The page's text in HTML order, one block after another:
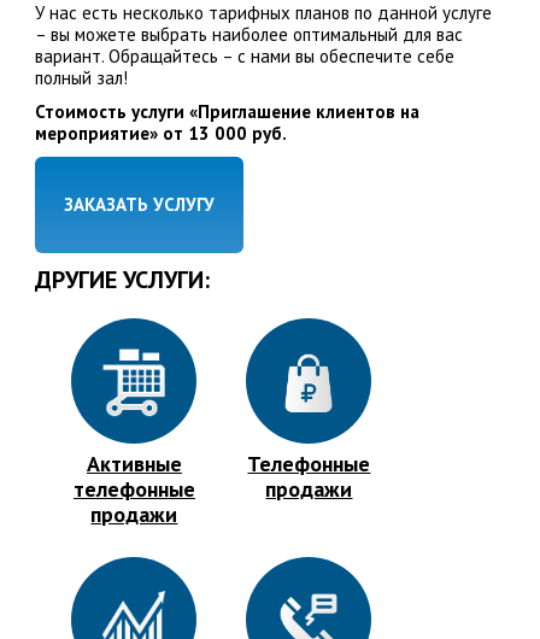
У нас есть несколько тарифных планов по данной услуге
– вы можете выбрать наиболее оптимальный для вас
вариант. Обращайтесь – с нами вы обеспечите себе
полный зал!
Стоимость услуги «Приглашение клиентов на
мероприятие» от 13 000 руб.
ЗАКАЗАТЬ УСЛУГУ
ДРУГИЕ УСЛУГИ:
Активные
телефонные
продажи
Телефонные
продажи